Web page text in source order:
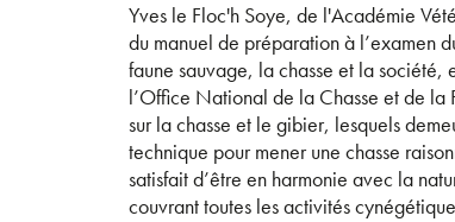
Yves le Floc'h Soye, de l'Académie
du manuel de préparation à l’examen
faune sauvage, la chasse et la
l’Office National de la Chasse et de la
sur la chasse et le gibier, lesquels
technique pour mener une chasse
satisfait d’être en harmonie avec la
couvrant toutes les activités